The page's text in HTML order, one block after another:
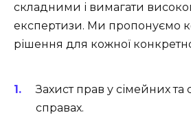
складними і вимагати
експертизи. Ми пропонуємо
рішення для кожної
Захист прав у сімейних та
справах.